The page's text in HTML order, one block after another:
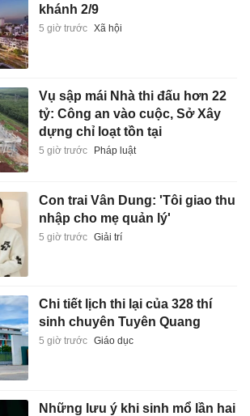
khánh 2/9
5 giờ trước Xã hội
Vụ sập mái Nhà thi đấu hơn 22
tỷ: Công an vào cuộc, Sở Xây
dựng chỉ loạt tồn tại
5 giờ trước Pháp luật
Con trai Vân Dung: 'Tôi giao thu
nhập cho mẹ quản lý'
5 giờ trước Giải trí
Chi tiết lịch thi lại của 328 thí
sinh chuyên Tuyên Quang
5 giờ trước Giáo dục
Những lưu ý khi sinh mổ lần hai